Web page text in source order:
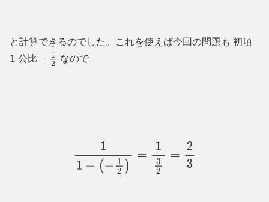
と計算できるのでした。これを使えば今回の問題も 初項
1 公比 −12 なので
11−(−12)=13 2= 23